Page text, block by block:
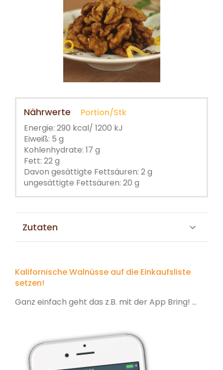
Nährwerte
Portion/Stk
Energie: 290 kcal/ 1200 kJ
Eiweiß: 5 g
Kohlenhydrate: 17 g
Fett: 22 g
Davon gesättigte Fettsäuren: 2 g
ungesättigte Fettsäuren: 20 g
Zutaten
Kalifornische Walnüsse auf die Einkaufsliste
setzen!
Ganz einfach geht das z.B. mit der App Bring! ...